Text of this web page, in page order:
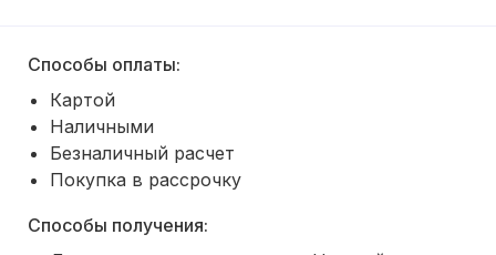
Способы оплаты:
Картой
Наличными
Безналичный расчет
Покупка в рассрочку
Способы получения: